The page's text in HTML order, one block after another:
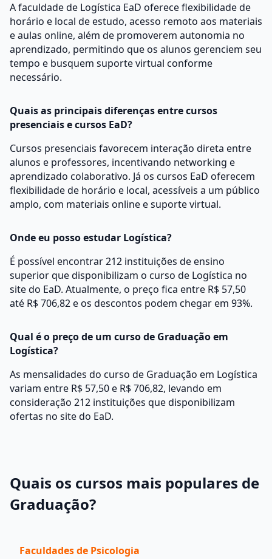
A faculdade de Logística EaD oferece flexibilidade de
horário e local de estudo, acesso remoto aos materiais
e aulas online, além de promoverem autonomia no
aprendizado, permitindo que os alunos gerenciem seu
tempo e busquem suporte virtual conforme
necessário.
Quais as principais diferenças entre cursos
presenciais e cursos EaD?
Cursos presenciais favorecem interação direta entre
alunos e professores, incentivando networking e
aprendizado colaborativo. Já os cursos EaD oferecem
flexibilidade de horário e local, acessíveis a um público
amplo, com materiais online e suporte virtual.
Onde eu posso estudar Logística?
É possível encontrar 212 instituições de ensino
superior que disponibilizam o curso de Logística no
site do EaD. Atualmente, o preço fica entre R$ 57,50
até R$ 706,82 e os descontos podem chegar em 93%.
Qual é o preço de um curso de Graduação em
Logística?
As mensalidades do curso de Graduação em Logística
variam entre R$ 57,50 e R$ 706,82, levando em
consideração 212 instituições que disponibilizam
ofertas no site do EaD.
Quais os cursos mais populares de
Graduação?
Faculdades de Psicologia